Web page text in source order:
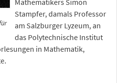
Stampfer, damals Professor
am Salzburger Lyzeum, an
das Polytechnische Institut
in Mathematik,